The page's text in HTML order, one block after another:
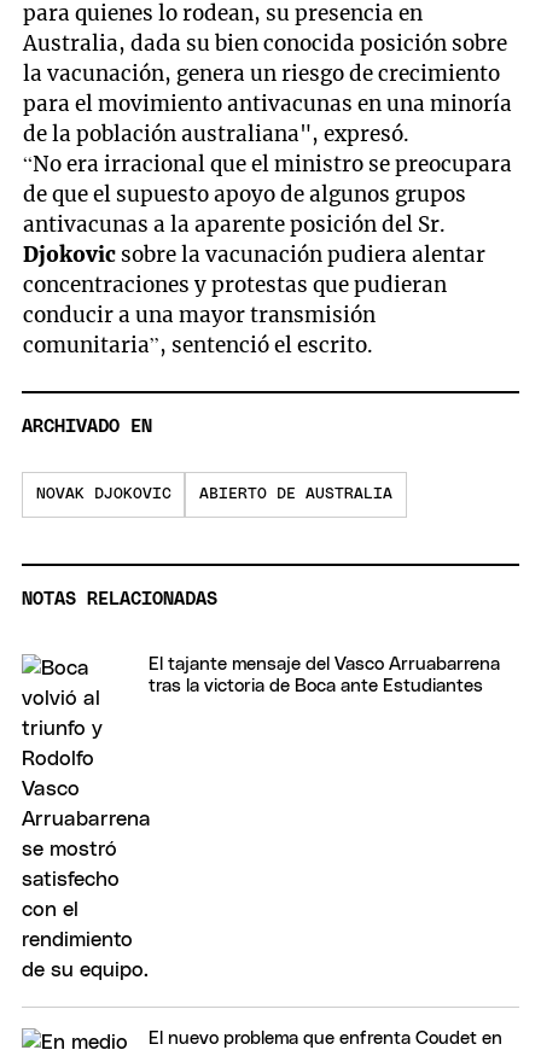
para quienes lo rodean, su presencia en
Australia, dada su bien conocida posición sobre
la vacunación, genera un riesgo de crecimiento
para el movimiento antivacunas en una minoría
de la población australiana", expresó.
“No era irracional que el ministro se preocupara
de que el supuesto apoyo de algunos grupos
antivacunas a la aparente posición del Sr.
Djokovic sobre la vacunación pudiera alentar
concentraciones y protestas que pudieran
conducir a una mayor transmisión
comunitaria”, sentenció el escrito.
ARCHIVADO EN
NOVAK DJOKOVIC ABIERTO DE AUSTRALIA
NOTAS RELACIONADAS
El tajante mensaje del Vasco Arruabarrena
tras la victoria de Boca ante Estudiantes
El nuevo problema que enfrenta Coudet en